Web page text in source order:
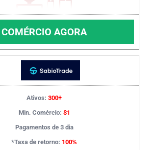
COMÉRCIO AGORA
Ativos: 300+
Min. Comércio: $1
Pagamentos de 3 dia
*Taxa de retorno: 100%